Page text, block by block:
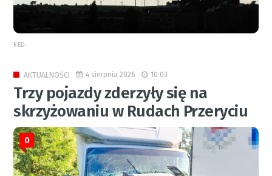
RED.
AKTUALNOŚCI 4 sierpnia 2026 10:03
Trzy pojazdy zderzyły się na
skrzyżowaniu w Rudach Przeryciu
0